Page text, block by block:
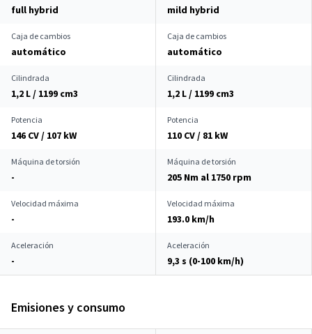
full hybrid mild hybrid
Caja de cambios
automático
Caja de cambios
automático
Cilindrada
1,2 L / 1199 cm3
Cilindrada
1,2 L / 1199 cm3
Potencia
146 CV / 107 kW
Potencia
110 CV / 81 kW
Máquina de torsión
-
Máquina de torsión
205 Nm al 1750 rpm
Velocidad máxima
-
Velocidad máxima
193.0 km/h
Aceleración
-
Aceleración
9,3 s (0-100 km/h)
Emisiones y consumo